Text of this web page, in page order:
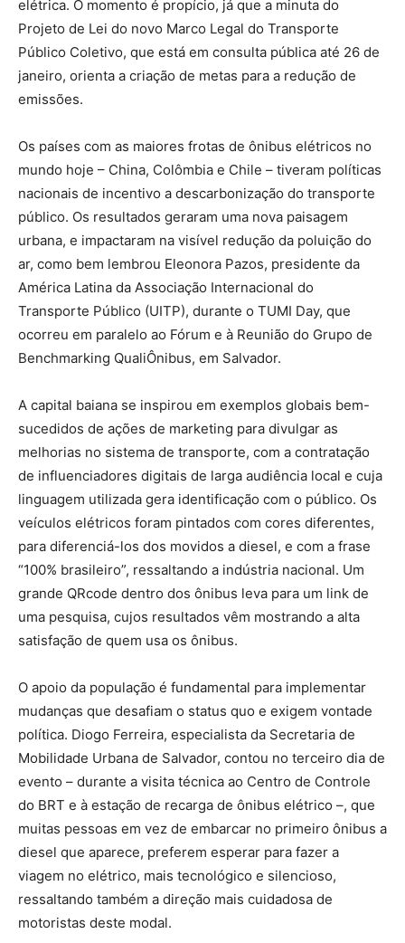
elétrica. O momento é propício, já que a minuta do
Projeto de Lei do novo Marco Legal do Transporte
Público Coletivo, que está em consulta pública até 26 de
janeiro, orienta a criação de metas para a redução de
emissões.
Os países com as maiores frotas de ônibus elétricos no
mundo hoje – China, Colômbia e Chile – tiveram políticas
nacionais de incentivo a descarbonização do transporte
público. Os resultados geraram uma nova paisagem
urbana, e impactaram na visível redução da poluição do
ar, como bem lembrou Eleonora Pazos, presidente da
América Latina da Associação Internacional do
Transporte Público (UITP), durante o TUMI Day, que
ocorreu em paralelo ao Fórum e à Reunião do Grupo de
Benchmarking QualiÔnibus, em Salvador.
A capital baiana se inspirou em exemplos globais bem-
sucedidos de ações de marketing para divulgar as
melhorias no sistema de transporte, com a contratação
de influenciadores digitais de larga audiência local e cuja
linguagem utilizada gera identificação com o público. Os
veículos elétricos foram pintados com cores diferentes,
para diferenciá-los dos movidos a diesel, e com a frase
“100% brasileiro”, ressaltando a indústria nacional. Um
grande QRcode dentro dos ônibus leva para um link de
uma pesquisa, cujos resultados vêm mostrando a alta
satisfação de quem usa os ônibus.
O apoio da população é fundamental para implementar
mudanças que desafiam o status quo e exigem vontade
política. Diogo Ferreira, especialista da Secretaria de
Mobilidade Urbana de Salvador, contou no terceiro dia de
evento – durante a visita técnica ao Centro de Controle
do BRT e à estação de recarga de ônibus elétrico –, que
muitas pessoas em vez de embarcar no primeiro ônibus a
diesel que aparece, preferem esperar para fazer a
viagem no elétrico, mais tecnológico e silencioso,
ressaltando também a direção mais cuidadosa de
motoristas deste modal.